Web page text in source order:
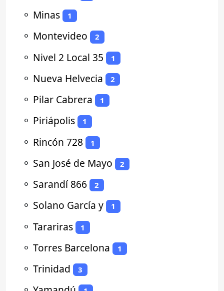
⚬ Minas 1
⚬ Montevideo 2
⚬ Nivel 2 Local 35 1
⚬ Nueva Helvecia 2
⚬ Pilar Cabrera 1
⚬ Piriápolis 1
⚬ Rincón 728 1
⚬ San José de Mayo 2
⚬ Sarandí 866 2
⚬ Solano García y 1
⚬ Tarariras 1
⚬ Torres Barcelona 1
⚬ Trinidad 3